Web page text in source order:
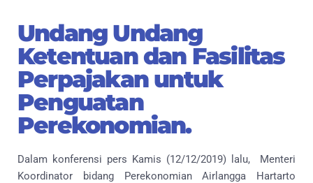
Undang Undang
Ketentuan dan Fasilitas
Perpajakan untuk
Penguatan
Perekonomian.
Dalam konferensi pers Kamis (12/12/2019) lalu, Menteri
Koordinator bidang Perekonomian Airlangga Hartarto